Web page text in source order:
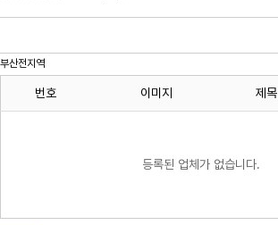
부산전지역
번호 이미지 제목
등록된 업체가 없습니다.